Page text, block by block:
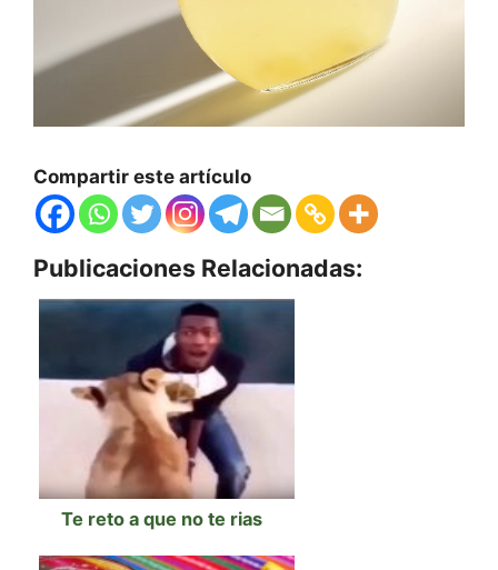
Compartir este artículo
Publicaciones Relacionadas:
Te reto a que no te rias